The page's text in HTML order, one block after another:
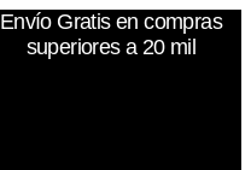
Envío Gratis en compras
superiores a 20 mil